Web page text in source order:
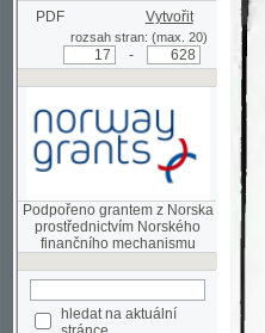
Podpořeno grantem z Norska
prostřednictvím Norského
hledat na aktuální
stránce
Pokročilé vyhledávání